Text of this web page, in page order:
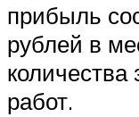
прибыль
рублей в
количества
работ.